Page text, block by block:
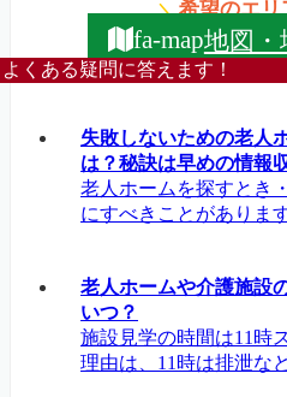
＼希望のエリ
fa-map地図・
よくある疑問に答えます！
失敗しないための老人
は？秘訣は早めの情報
老人ホームを探すとき
にすべきことがありま
老人ホームや介護施設
いつ？
施設見学の時間は11時
理由は、11時は排泄な